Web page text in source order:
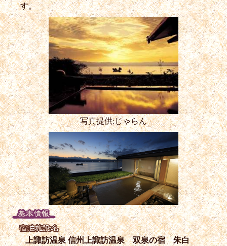
す。
写真提供:じゃらん
上諏訪温泉 信州上諏訪温泉 双泉の宿 朱白